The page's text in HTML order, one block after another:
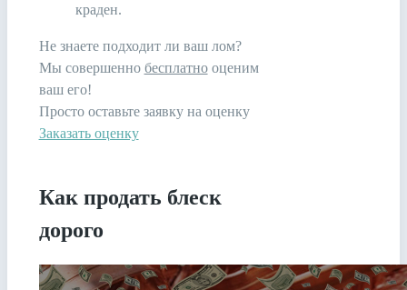
краден.
Не знаете подходит ли ваш лом?
Мы совершенно бесплатнооценим
ваш его!
Просто оставьте заявку на оценку
Заказать оценку
Как продать блеск
дорого